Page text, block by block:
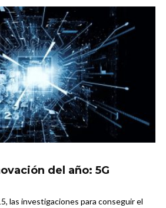
del año: 5G
las investigaciones para conseguir el